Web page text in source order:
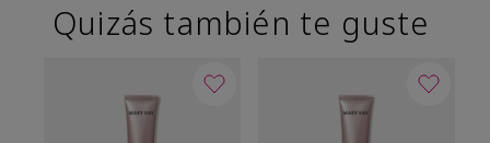
Quizás también te guste